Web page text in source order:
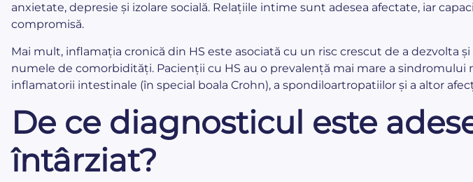
anxietate, depresie și izolare socială. Relațiile intime sunt adesea afectate, iar
compromisă.
Mai mult, inflamația cronică din HS este asociată cu un risc crescut de a dezvolta
numele de comorbidități. Pacienții cu HS au o prevalență mai mare a sindromului
inflamatorii intestinale (în special boala Crohn), a spondiloartropatiilor și a altor
De ce diagnosticul este
întârziat?